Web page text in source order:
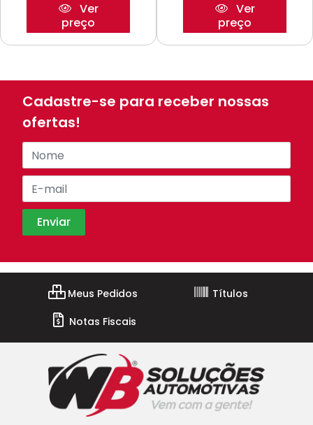
Ver
preço
Ver
preço
Cadastre-se para receber nossas
ofertas!
Meus Pedidos
Títulos
Notas Fiscais